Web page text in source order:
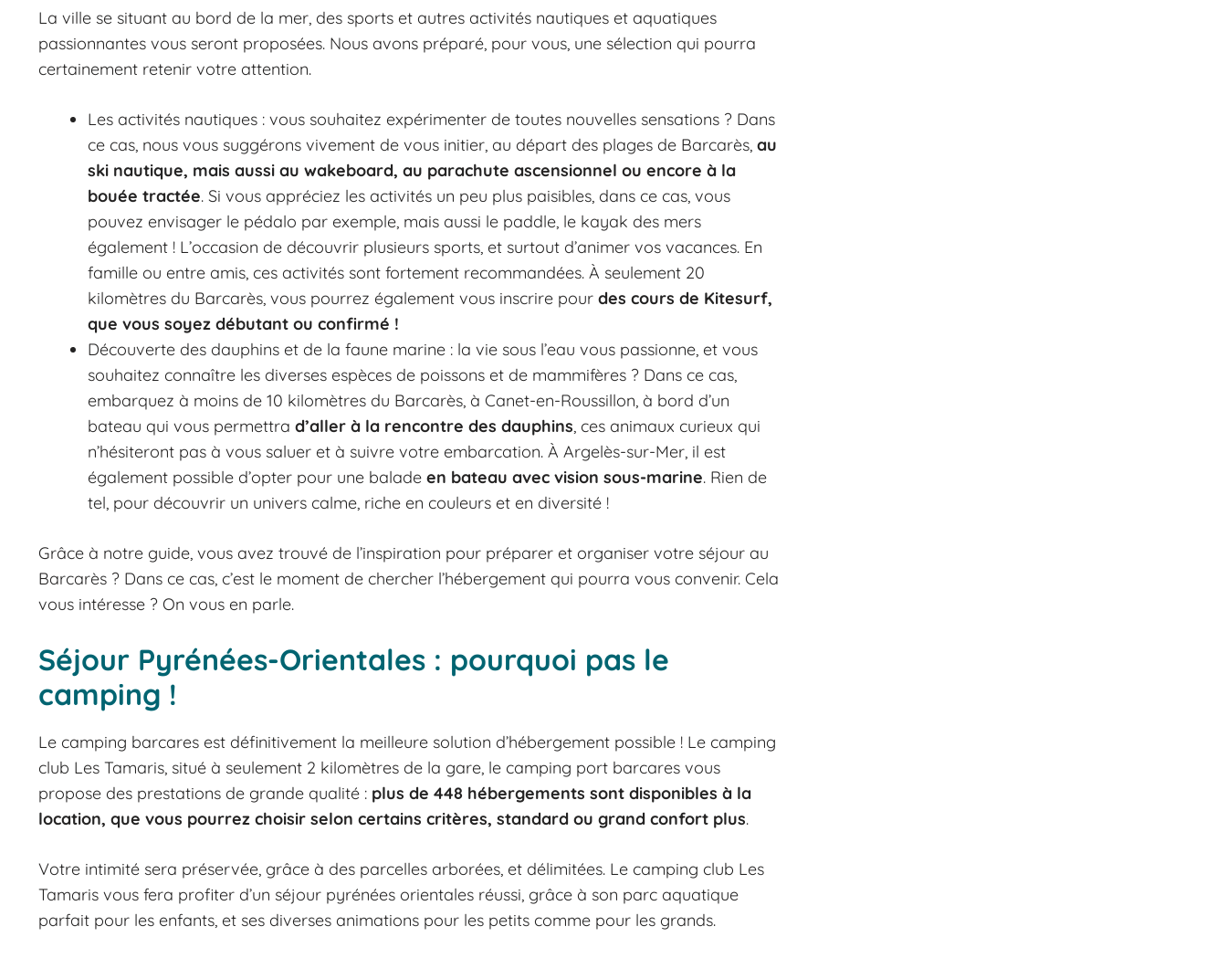
La ville se situant au bord de la mer, des sports et autres activités nautiques et aquatiques
passionnantes vous seront proposées. Nous avons préparé, pour vous, une sélection qui pourra
certainement retenir votre attention.
Les activités nautiques : vous souhaitez expérimenter de toutes nouvelles sensations ? Dans
ce cas, nous vous suggérons vivement de vous initier, au départ des plages de Barcarès, au
ski nautique, mais aussi au wakeboard, au parachute ascensionnel ou encore à la
bouée tractée. Si vous appréciez les activités un peu plus paisibles, dans ce cas, vous
pouvez envisager le pédalo par exemple, mais aussi le paddle, le kayak des mers
également ! L’occasion de découvrir plusieurs sports, et surtout d’animer vos vacances. En
famille ou entre amis, ces activités sont fortement recommandées. À seulement 20
kilomètres du Barcarès, vous pourrez également vous inscrire pour des cours de Kitesurf,
que vous soyez débutant ou confirmé !
Découverte des dauphins et de la faune marine : la vie sous l’eau vous passionne, et vous
souhaitez connaître les diverses espèces de poissons et de mammifères ? Dans ce cas,
embarquez à moins de 10 kilomètres du Barcarès, à Canet-en-Roussillon, à bord d’un
bateau qui vous permettra d’aller à la rencontre des dauphins, ces animaux curieux qui
n’hésiteront pas à vous saluer et à suivre votre embarcation. À Argelès-sur-Mer, il est
également possible d’opter pour une balade en bateau avec vision sous-marine. Rien de
tel, pour découvrir un univers calme, riche en couleurs et en diversité !
Grâce à notre guide, vous avez trouvé de l’inspiration pour préparer et organiser votre séjour au
Barcarès ? Dans ce cas, c’est le moment de chercher l’hébergement qui pourra vous convenir. Cela
vous intéresse ? On vous en parle.
Séjour Pyrénées-Orientales : pourquoi pas le
camping !
Le camping barcares est définitivement la meilleure solution d’hébergement possible ! Le camping
club Les Tamaris, situé à seulement 2 kilomètres de la gare, le camping port barcares vous
propose des prestations de grande qualité : plus de 448 hébergements sont disponibles à la
location, que vous pourrez choisir selon certains critères, standard ou grand confort plus.
Votre intimité sera préservée, grâce à des parcelles arborées, et délimitées. Le camping club Les
Tamaris vous fera profiter d’un séjour pyrénées orientales réussi, grâce à son parc aquatique
parfait pour les enfants, et ses diverses animations pour les petits comme pour les grands.